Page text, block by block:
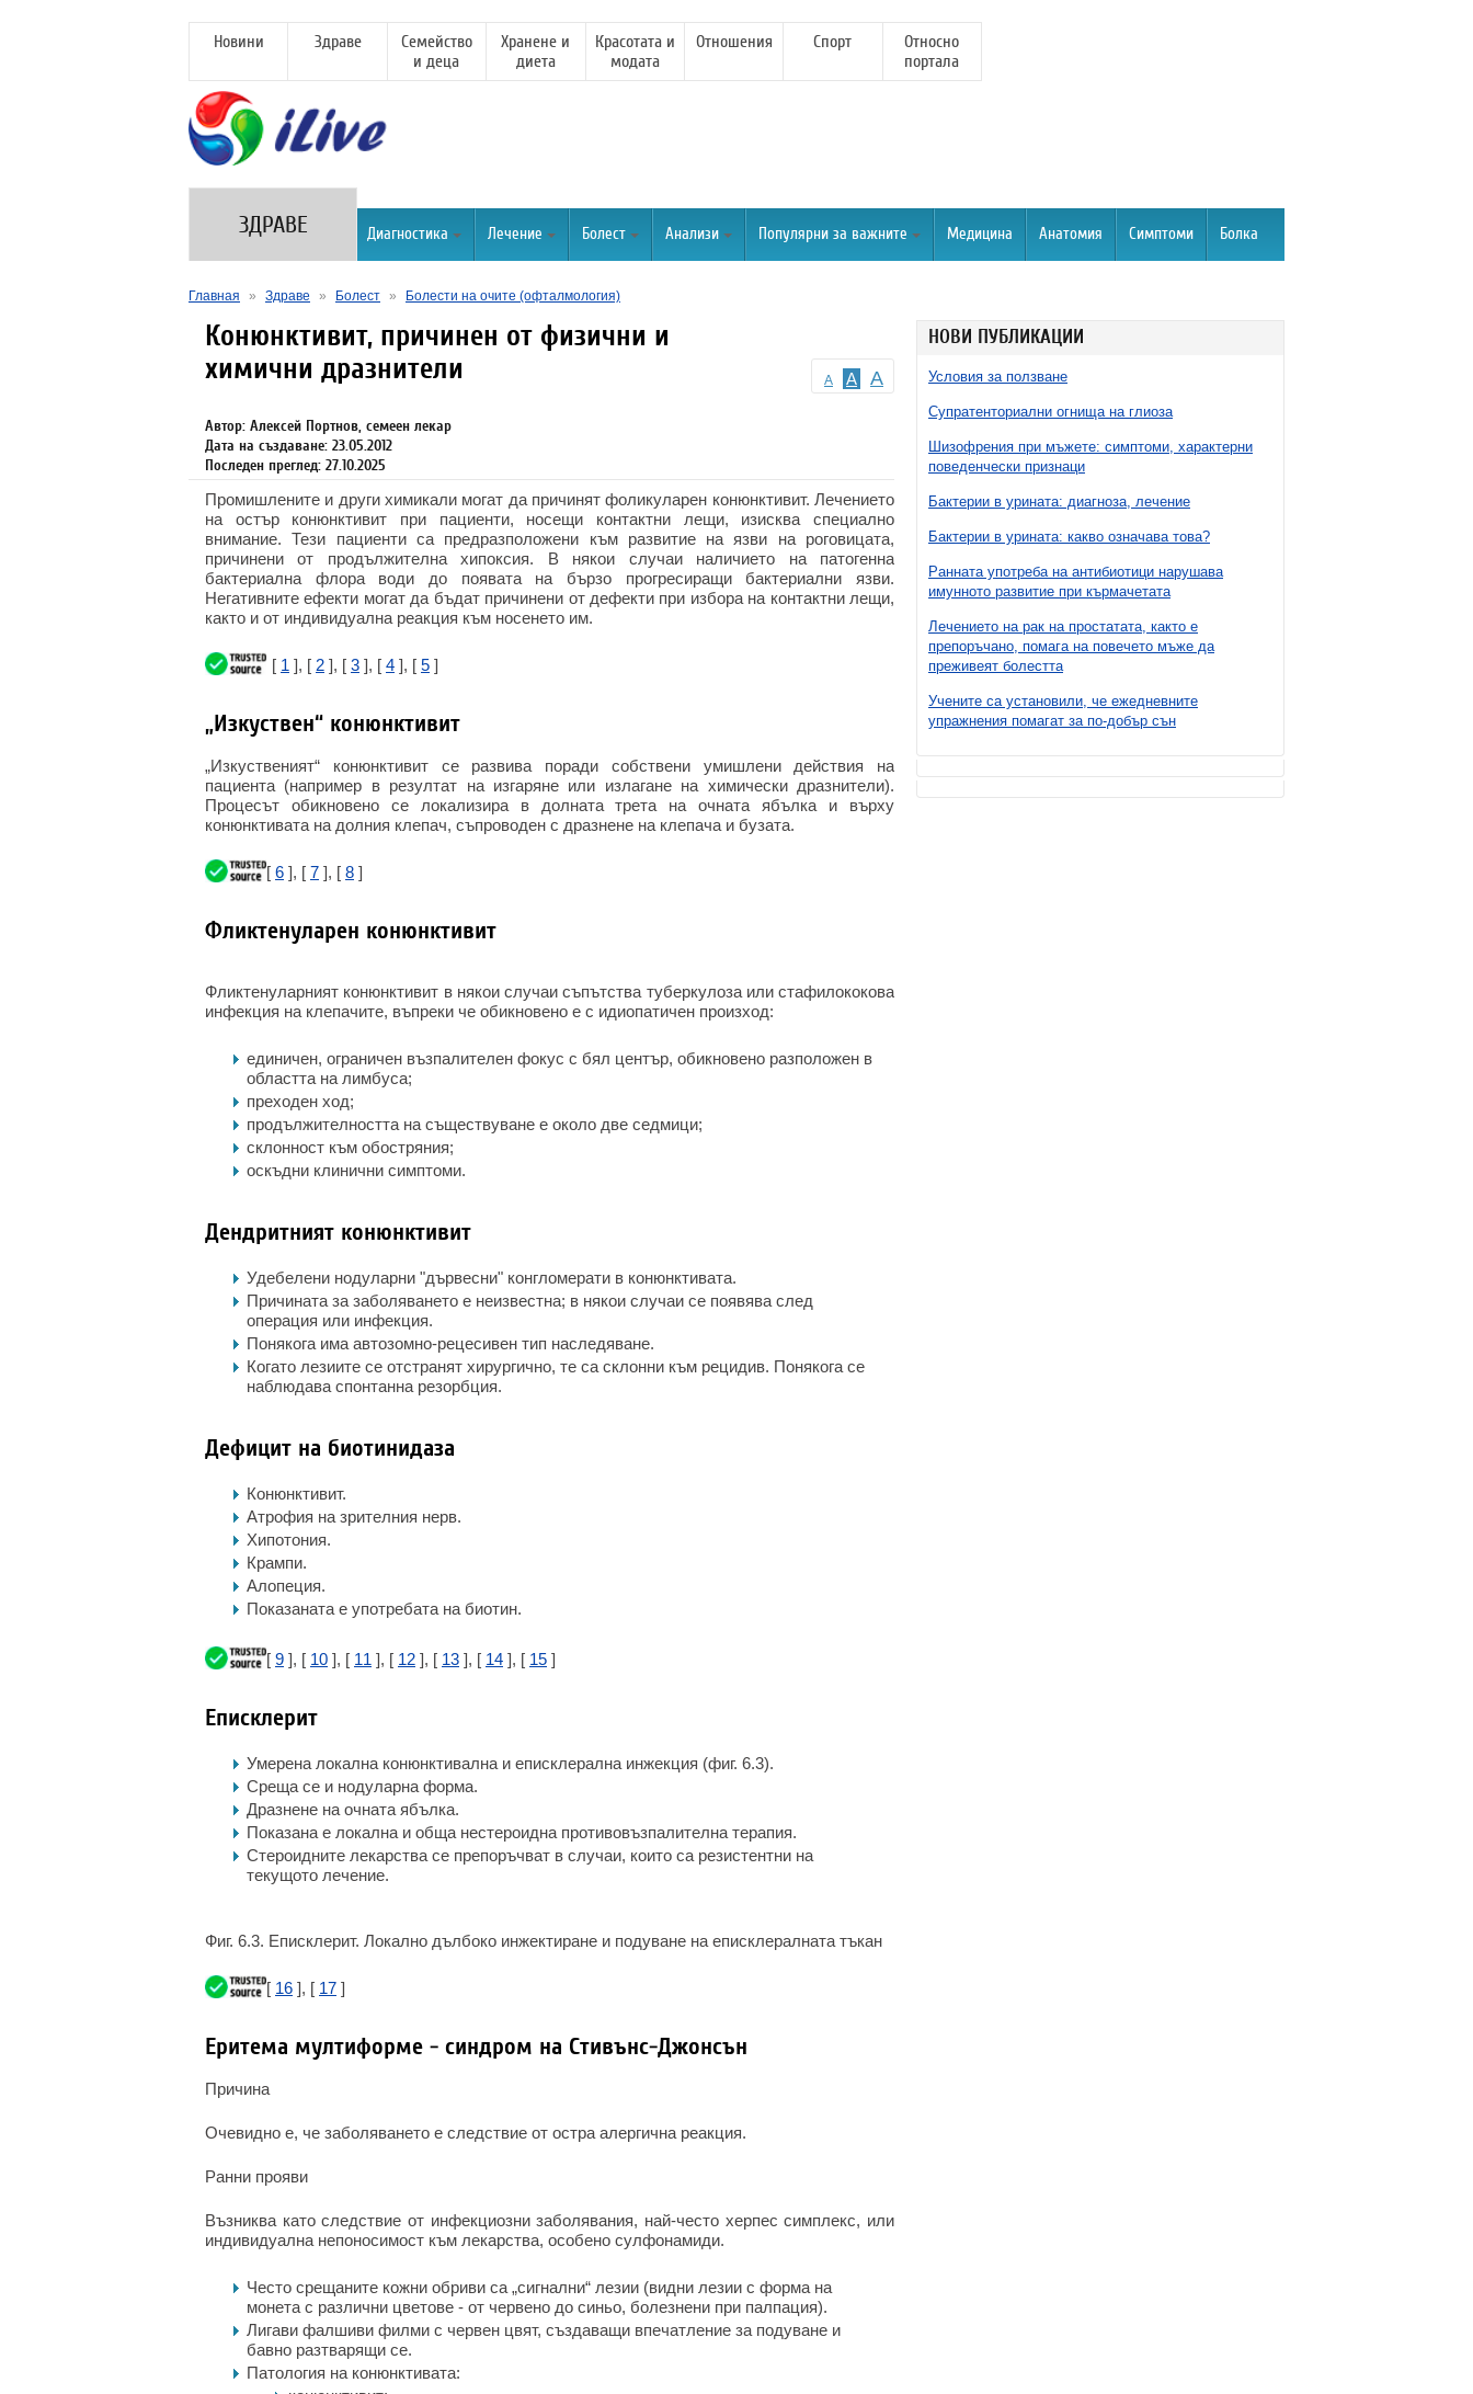
Новини Здраве
Семейство
и деца
Хранене и
диета
Красотата и
модата
Отношения Спорт
Относно
портала
ЗДРАВЕ Диагностика Лечение Болест Анализи Популярни за важните Медицина Анатомия Симптоми Болка
Главная » Здраве » Болест » Болести на очите (офталмология)
НОВИ ПУБЛИКАЦИИ
Условия за ползване
Супратенториални огнища на глиоза
Шизофрения при мъжете: симптоми, характерни
поведенчески признаци
Бактерии в урината: диагноза, лечение
Бактерии в урината: какво означава това?
Ранната употреба на антибиотици нарушава
имунното развитие при кърмачетата
Лечението на рак на простатата, както е
препоръчано, помага на повечето мъже да
преживеят болестта
Учените са установили, че ежедневните
упражнения помагат за по-добър сън
A A A
Конюнктивит, причинен от физични и
химични дразнители
Автор: Алексей Портнов, семеен лекар
Дата на създаване: 23.05.2012
Последен преглед: 27.10.2025
Промишлените и други химикали могат да причинят фоликуларен конюнктивит. Лечението
на остър конюнктивит при пациенти, носещи контактни лещи, изисква специално
внимание. Тези пациенти са предразположени към развитие на язви на роговицата,
причинени от продължителна хипоксия. В някои случаи наличието на патогенна
бактериална флора води до появата на бързо прогресиращи бактериални язви.
Негативните ефекти могат да бъдат причинени от дефекти при избора на контактни лещи,
както и от индивидуална реакция към носенето им.
[ 1 ], [ 2 ], [ 3 ], [ 4 ], [ 5 ]
„Изкуствен“ конюнктивит
„Изкуственият“ конюнктивит се развива поради собствени умишлени действия на
пациента (например в резултат на изгаряне или излагане на химически дразнители).
Процесът обикновено се локализира в долната трета на очната ябълка и върху
конюнктивата на долния клепач, съпроводен с дразнене на клепача и бузата.
[ 6 ], [ 7 ], [ 8 ]
Фликтенуларен конюнктивит
Фликтенуларният конюнктивит в някои случаи съпътства туберкулоза или стафилококова
инфекция на клепачите, въпреки че обикновено е с идиопатичен произход:
единичен, ограничен възпалителен фокус с бял център, обикновено разположен в
областта на лимбуса;
преходен ход;
продължителността на съществуване е около две седмици;
склонност към обостряния;
оскъдни клинични симптоми.
Дендритният конюнктивит
Удебелени нодуларни "дървесни" конгломерати в конюнктивата.
Причината за заболяването е неизвестна; в някои случаи се появява след
операция или инфекция.
Понякога има автозомно-рецесивен тип наследяване.
Когато лезиите се отстранят хирургично, те са склонни към рецидив. Понякога се
наблюдава спонтанна резорбция.
Дефицит на биотинидаза
Конюнктивит.
Атрофия на зрителния нерв.
Хипотония.
Крампи.
Алопеция.
Показаната е употребата на биотин.
[ 9 ], [ 10 ], [ 11 ], [ 12 ], [ 13 ], [ 14 ], [ 15 ]
Еписклерит
Умерена локална конюнктивална и еписклерална инжекция (фиг. 6.3).
Среща се и нодуларна форма.
Дразнене на очната ябълка.
Показана е локална и обща нестероидна противовъзпалителна терапия.
Стероидните лекарства се препоръчват в случаи, които са резистентни на
текущото лечение.
Фиг. 6.3. Еписклерит. Локално дълбоко инжектиране и подуване на еписклералната тъкан
[ 16 ], [ 17 ]
Еритема мултиформе - синдром на Стивънс-Джонсън
Причина
Очевидно е, че заболяването е следствие от остра алергична реакция.
Ранни прояви
Възниква като следствие от инфекциозни заболявания, най-често херпес симплекс, или
индивидуална непоносимост към лекарства, особено сулфонамиди.
Често срещаните кожни обриви са „сигнални“ лезии (видни лезии с форма на
монета с различни цветове - от червено до синьо, болезнени при палпация).
Лигави фалшиви филми с червен цвят, създаващи впечатление за подуване и
бавно разтварящи се.
Патология на конюнктивата: